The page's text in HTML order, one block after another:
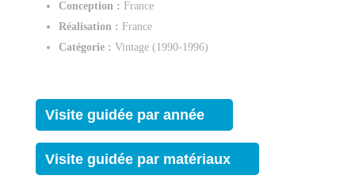
Conception : France
Réalisation : France
Catégorie : Vintage (1990-1996)
Visite guidée par année
Visite guidée par matériaux